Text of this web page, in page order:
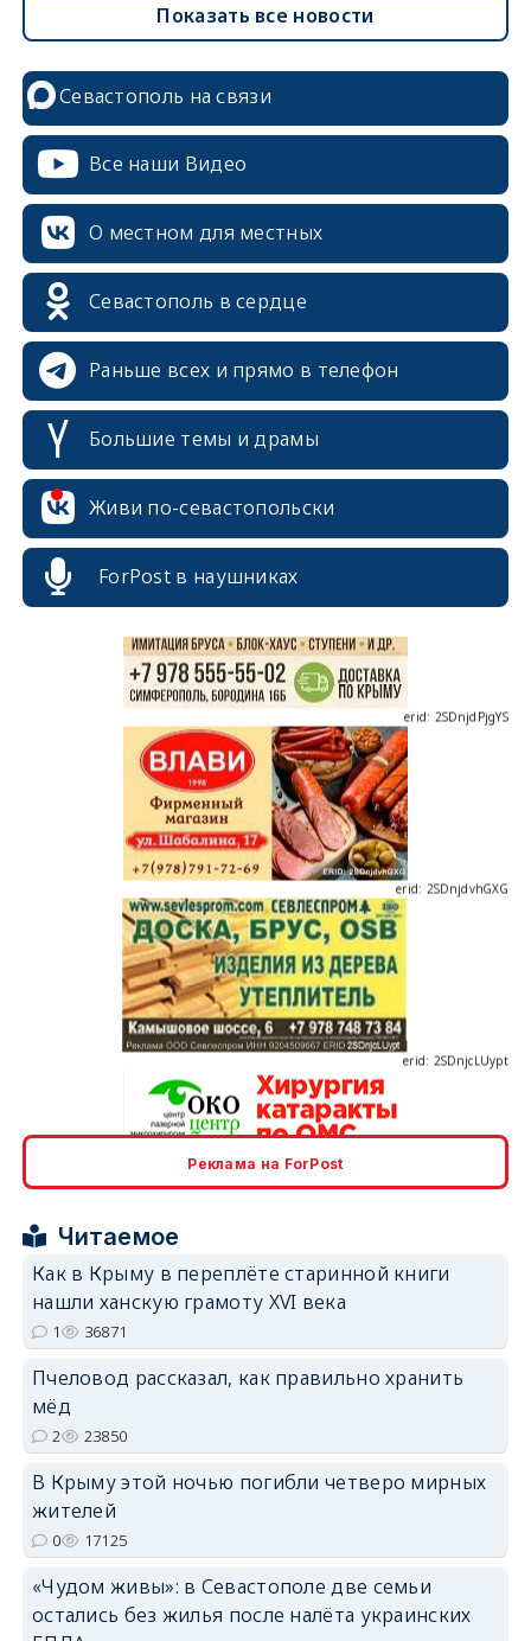
Показать все новости
Севастополь на связи
Все наши Видео
О местном для местных
Севастополь в сердце
Раньше всех и прямо в телефон
Большие темы и драмы
Живи по-севастопольски
ForPost в наушниках
erid: 2SDnjcrDNw6
erid: 2SDnjdPjgYS
erid: 2SDnjdvhGXG
erid: 2SDnjdPjgYS
Реклама на ForPost
Читаемое
Как в Крыму в переплёте старинной книги
нашли ханскую грамоту XVI века
1 36871
Пчеловод рассказал, как правильно хранить
мёд
2 23850
В Крыму этой ночью погибли четверо мирных
жителей
0 17125
«Чудом живы»: в Севастополе две семьи
остались без жилья после налёта украинских